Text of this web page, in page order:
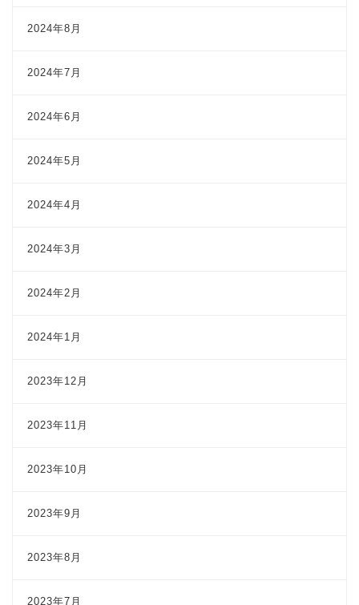
2024年8月
2024年7月
2024年6月
2024年5月
2024年4月
2024年3月
2024年2月
2024年1月
2023年12月
2023年11月
2023年10月
2023年9月
2023年8月
2023年7月